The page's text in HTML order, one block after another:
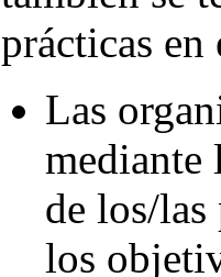
prácticas
Las
mediante
de los/
los